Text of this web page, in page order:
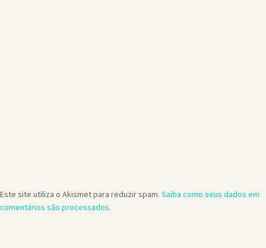
Este site utiliza o Akismet para reduzir spam. Saiba como seus dados em
comentários são processados.